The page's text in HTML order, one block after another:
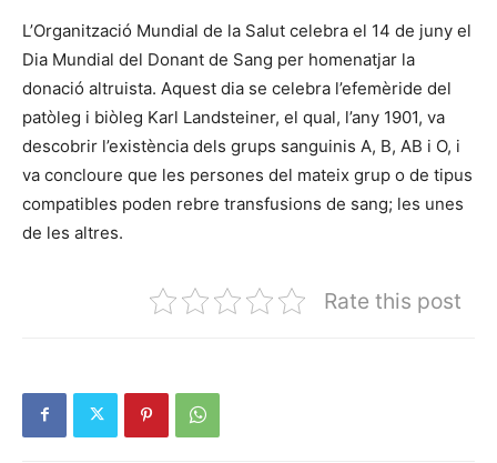
L’Organització Mundial de la Salut celebra el 14 de juny el
Dia Mundial del Donant de Sang per homenatjar la
donació altruista. Aquest dia se celebra l’efemèride del
patòleg i biòleg Karl Landsteiner, el qual, l’any 1901, va
descobrir l’existència dels grups sanguinis A, B, AB i O, i
va concloure que les persones del mateix grup o de tipus
compatibles poden rebre transfusions de sang; les unes
de les altres.
Rate this post